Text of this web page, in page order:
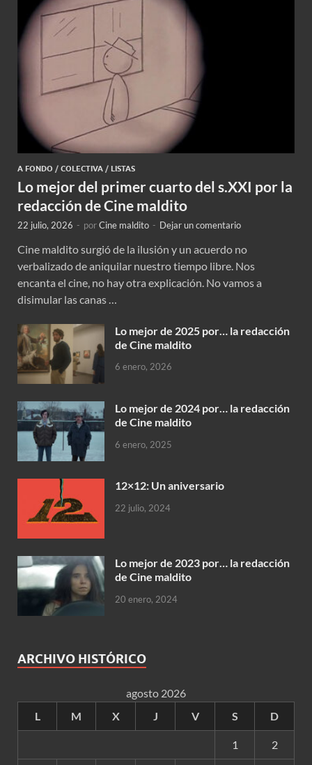
A FONDO / COLECTIVA / LISTAS
Lo mejor del primer cuarto del s.XXI por la
redacción de Cine maldito
22 julio, 2026 - porCine maldito - Dejar un comentario
Cine maldito surgió de la ilusión y un acuerdo no
verbalizado de aniquilar nuestro tiempo libre. Nos
encanta el cine, no hay otra explicación. No vamos a
disimular las canas …
Lo mejor de 2025 por… la redacción
de Cine maldito
6 enero, 2026
Lo mejor de 2024 por… la redacción
de Cine maldito
6 enero, 2025
12×12: Un aniversario
22 julio, 2024
Lo mejor de 2023 por… la redacción
de Cine maldito
20 enero, 2024
ARCHIVO HISTÓRICO
agosto 2026
L
M X J V S D
1 2